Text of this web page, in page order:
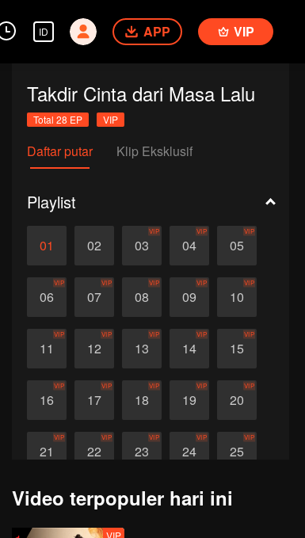
ID APP VIP
Takdir Cinta dari Masa Lalu
Total 28 EP VIP
Daftar putar Klip Eksklusif
Playlist
01 02 03
VIP
04
VIP
05
VIP
06
VIP
07
VIP
08
VIP
09
VIP
10
VIP
11
VIP
12
VIP
13
VIP
14
VIP
15
VIP
16
VIP
17
VIP
18
VIP
19
VIP
20
VIP
21
VIP
22
VIP
23
VIP
24
VIP
25
VIP
26 27 28
Video terpopuler hari ini
VIP